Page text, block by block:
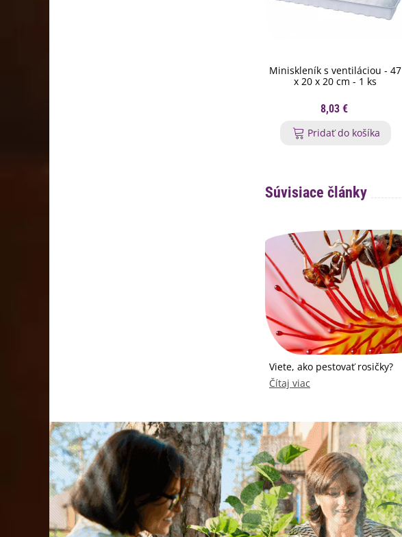
Miniskleník s ventiláciou - 47
x 20 x 20 cm - 1 ks
8,03 €
Pridať do košíka
Súvisiace články
Viete, ako pestovať rosičky?
Čítaj viac